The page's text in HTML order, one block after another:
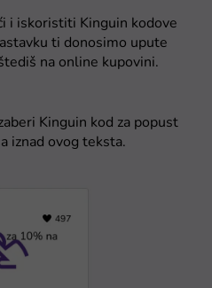
i iskoristiti Kinguin kodove
ti donosimo upute
na online kupovini.
Kinguin kod za popust
iznad ovog teksta.